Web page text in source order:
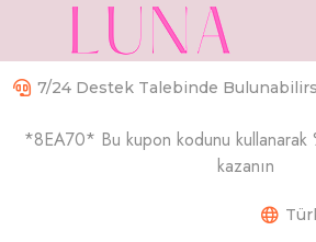
7/24 Destek Talebinde
*8EA70* Bu kupon kodunu kullanarak
kazanın
Harika Tasarımlı
Eviniz için
Ürünler
Mutluluk yaratıyoruz ve sizden